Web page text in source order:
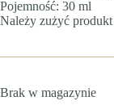
Pojemność: 30 ml
Należy zużyć
Brak w magazynie